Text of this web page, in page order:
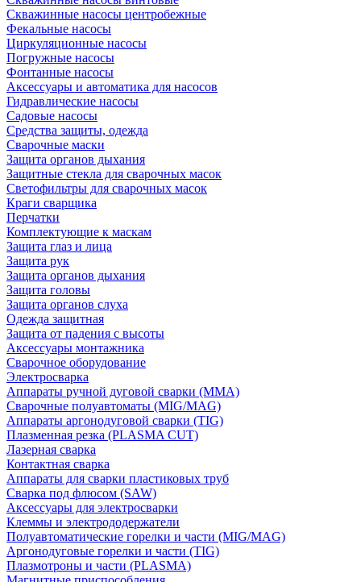
Скважинные насосы центробежные
Фекальные насосы
Циркуляционные насосы
Погружные насосы
Фонтанные насосы
Аксессуары и автоматика для насосов
Гидравлические насосы
Садовые насосы
Средства защиты, одежда
Сварочные маски
Защита органов дыхания
Защитные стекла для сварочных масок
Светофильтры для сварочных масок
Краги сварщика
Перчатки
Комплектующие к маскам
Защита глаз и лица
Защита рук
Защита органов дыхания
Защита головы
Защита органов слуха
Одежда защитная
Защита от падения с высоты
Аксессуары монтажника
Сварочное оборудование
Электросварка
Аппараты ручной дуговой сварки (MMA)
Сварочные полуавтоматы (MIG/MAG)
Аппараты аргонодуговой сварки (TIG)
Плазменная резка (PLASMA CUT)
Лазерная сварка
Контактная сварка
Аппараты для сварки пластиковых труб
Сварка под флюсом (SAW)
Аксессуары для электросварки
Клеммы и электрододержатели
Полуавтоматические горелки и части (MIG/MAG)
Аргонодуговые горелки и части (TIG)
Плазмотроны и части (PLASMA)